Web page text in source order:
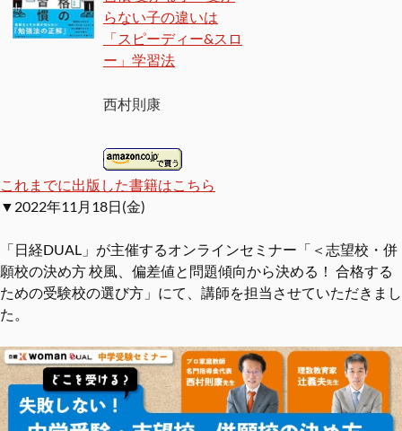
らない子の違いは
「スピーディー&スロ
ー」学習法
西村則康
これまでに出版した書籍はこちら
▼2022年11月18日(金)
「日経DUAL」が主催するオンラインセミナー「＜志望校・併
願校の決め方 校風、偏差値と問題傾向から決める！ 合格する
ための受験校の選び方」にて、講師を担当させていただきまし
た。